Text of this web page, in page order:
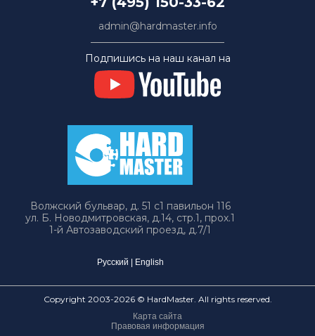
admin@hardmaster.info
Подпишись на наш канал на
Волжский бульвар, д. 51 с1 павильон 116
ул. Б. Новодмитровская, д.14, стр.1, прох.1
1-й Автозаводский проезд, д.7/1
Русский English
Copyright 2003-2026 © HardMaster. All rights reserved.
Карта сайта
Правовая информация